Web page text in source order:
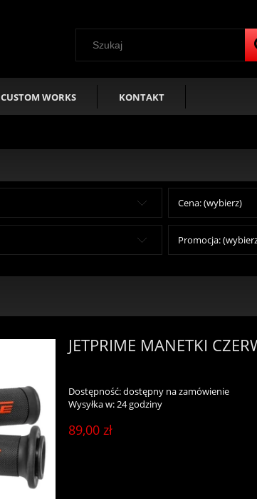
CUSTOM WORKS KONTAKT
Cena: (wybierz)
Promocja:
JETPRIME MANETKI
Dostępność:dostępny na zamówienie
Wysyłka w:24 godziny
89,00 zł